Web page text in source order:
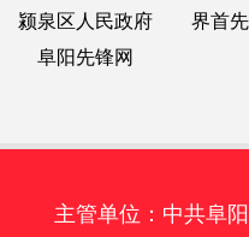
颍泉区人民政府
界首
阜阳先锋网
主管单位：中共阜